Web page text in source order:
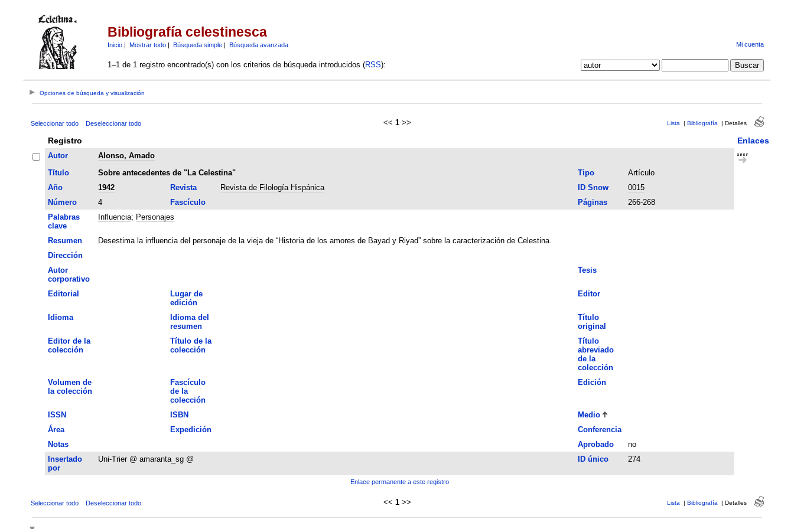
Bibliografía celestinesca
Inicio| Mostrar todo| Búsqueda simple| Búsqueda avanzada Mi cuenta
1–1 de 1 registro encontrado(s) con los criterios de búsqueda introducidos (RSS):
Opciones de búsqueda y visualización
Seleccionar todo Deseleccionar todo << 1 >> Lista | Bibliografía | Detalles
Registro Enlaces
Autor
Alonso, Amado
Título
Sobre antecedentes de "La Celestina" Tipo
Artículo
Año
1942 Revista Revista de Filología Hispánica ID Snow
0015
Número
4 Fascículo Páginas
266-268
Palabras
clave
Influencia; Personajes
Resumen
Desestima la influencia del personaje de la vieja de “Historia de los amores de Bayad y Riyad” sobre la caracterización de Celestina.
Dirección
Autor
corporativo
Tesis
Editorial
Lugar de
edición
Editor
Idioma
Idioma del
resumen
Título
original
Editor de la
colección
Título de la
colección
Título
abreviado
de la
colección
Volumen de
la colección
Fascículo
de la
colección
Edición
ISSN ISBN
Medio
Área
Expedición
Conferencia
Notas
Aprobado
no
Insertado
por
Uni-Trier @ amaranta_sg @ ID único 274
Enlace permanente a este registro
Seleccionar todo Deseleccionar todo << 1 >> Lista | Bibliografía | Detalles